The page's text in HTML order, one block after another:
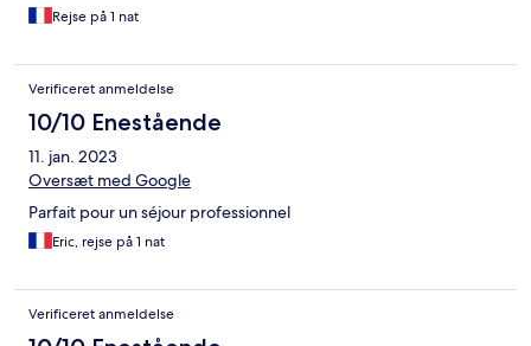
Rejse på 1 nat
Verificeret anmeldelse
10/10 Enestående
11. jan. 2023
Oversæt med Google
Parfait pour un séjour professionnel
Eric, rejse på 1 nat
Verificeret anmeldelse